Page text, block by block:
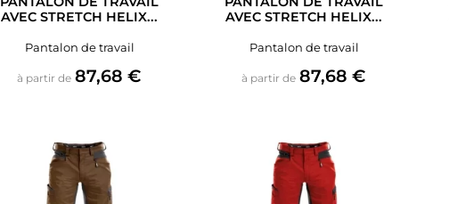
AVEC STRETCH HELIX...
Pantalon de travail
à partir de Prix
87,68 €
AVEC STRETCH HELIX...
Pantalon de travail
à partir de Prix
87,68 €